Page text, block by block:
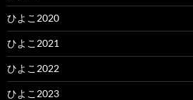
ひよこ2020
ひよこ2021
ひよこ2022
ひよこ2023